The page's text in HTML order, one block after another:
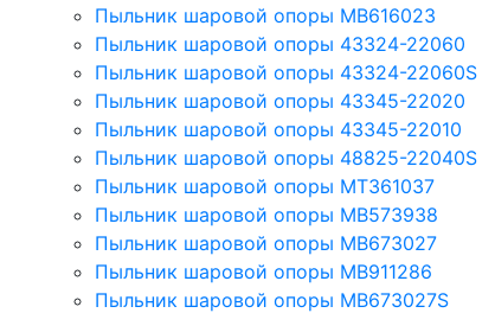
Пыльник шаровой опоры MB616023
Пыльник шаровой опоры 43324-22060
Пыльник шаровой опоры 43324-22060S
Пыльник шаровой опоры 43345-22020
Пыльник шаровой опоры 43345-22010
Пыльник шаровой опоры 48825-22040S
Пыльник шаровой опоры MT361037
Пыльник шаровой опоры MB573938
Пыльник шаровой опоры MB673027
Пыльник шаровой опоры MB911286
Пыльник шаровой опоры MB673027S